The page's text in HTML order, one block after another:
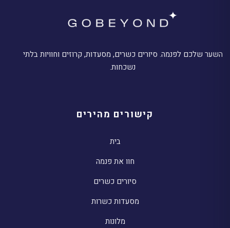
השער שלכם לפנמה. סיורים כשרים, מסעדות, קרוזים וחוויות בלתי
נשכחות.
קישורים מהירים
בית
חוו את פנמה
סיורים כשרים
מסעדות כשרות
מלונות